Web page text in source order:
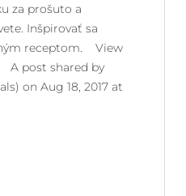
za prošuto a
Inšpirovať sa
receptom. View
A post shared by
on Aug 18, 2017 at